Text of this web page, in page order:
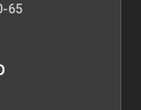
65